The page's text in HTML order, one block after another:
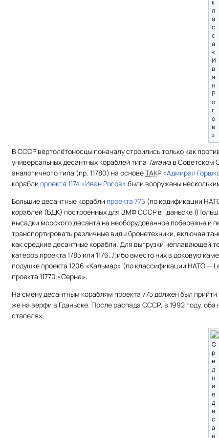
к
л
а
с
с
а
«
И
в
а
н
Р
о
г
о
в
»
В СССР вертолётоносцы поначалу строились только как
универсальных десантных кораблей типа Tarawaв Советском
аналогичного типа (пр. 11780) на основеТАКР «Адмирал
корабли проекта 1174 «Иван Рогов» были вооружены
Большие десантные корабли проекта 775 (по кодификации
кораблей (БДК) построенных для ВМФ СССР в Гданьске
высадки морского десанта на необорудованное побережье и
транспортировать различные виды бронетехники, включая
как средние десантные корабли. Для выгрузки неплавающей
катеров проекта 1785 или 1176. Либо вместо них в доковую
подушке проекта 1206 «Кальмар» (по классификации НАТО —
проекта 11770 «Серна».
На смену десантным кораблям проекта 775 должен был
же на верфи в Гданьске. После распада СССР, в 1992 году,
стапелях.
С
р
е
д
н
и
е
д
е
с
а
н